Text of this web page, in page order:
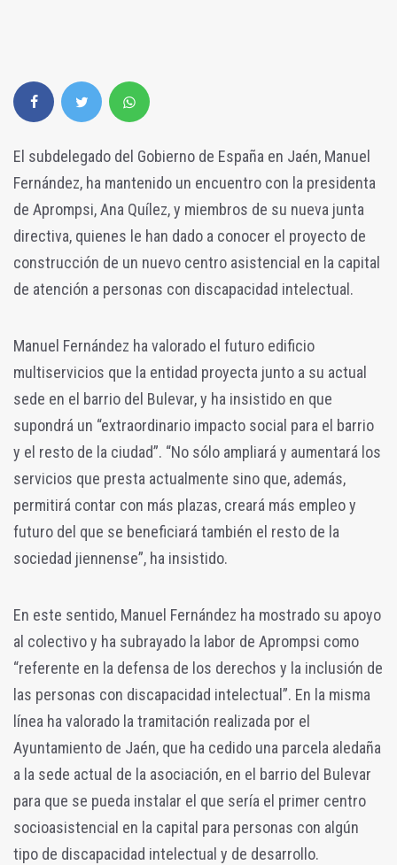
El subdelegado del Gobierno de España en Jaén, Manuel
Fernández, ha mantenido un encuentro con la presidenta
de Aprompsi, Ana Quílez, y miembros de su nueva junta
directiva, quienes le han dado a conocer el proyecto de
construcción de un nuevo centro asistencial en la capital
de atención a personas con discapacidad intelectual.
Manuel Fernández ha valorado el futuro edificio
multiservicios que la entidad proyecta junto a su actual
sede en el barrio del Bulevar, y ha insistido en que
supondrá un “extraordinario impacto social para el barrio
y el resto de la ciudad”. “No sólo ampliará y aumentará los
servicios que presta actualmente sino que, además,
permitirá contar con más plazas, creará más empleo y
futuro del que se beneficiará también el resto de la
sociedad jiennense”, ha insistido.
En este sentido, Manuel Fernández ha mostrado su apoyo
al colectivo y ha subrayado la labor de Aprompsi como
“referente en la defensa de los derechos y la inclusión de
las personas con discapacidad intelectual”. En la misma
línea ha valorado la tramitación realizada por el
Ayuntamiento de Jaén, que ha cedido una parcela aledaña
a la sede actual de la asociación, en el barrio del Bulevar
para que se pueda instalar el que sería el primer centro
socioasistencial en la capital para personas con algún
tipo de discapacidad intelectual y de desarrollo.